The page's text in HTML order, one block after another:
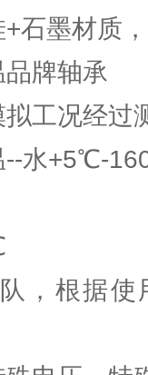
石墨材质
牌轴承
工况经过
--水+5℃-
，根据使